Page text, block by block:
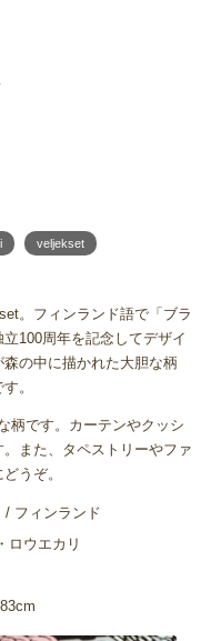
veljekset
。フィンランド語で「ブラ
100周年を記念してデザイ
の中に描かれた大胆な柄
。
柄です。カーテンやクッシ
また、タペストリーやファ
うぞ。
/ フィンランド
ロウエカリ